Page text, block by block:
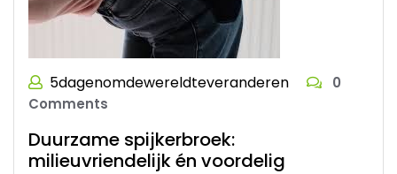
5dagenomdewereldteveranderen
0
Comments
Duurzame spijkerbroek:
milieuvriendelijk én voordelig